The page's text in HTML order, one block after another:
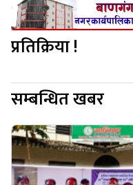
प्रतिक्रिया !
सम्बन्धित खबर